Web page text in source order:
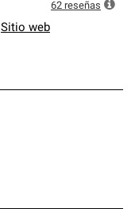
Sitio web
62 reseñas